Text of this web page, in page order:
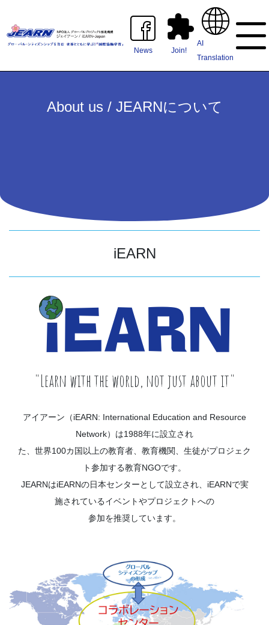
News Join!
AI
Translation
About us / JEARNについて
iEARN
"Learn with the world, not just about it"
アイアーン（iEARN: International Education and Resource
Network）は1988年に設立され
た、世界100カ国以上の教育者、教育機関、生徒がプロジェク
ト参加する教育NGOです。
JEARNはiEARNの日本センターとして設立され、iEARNで実
施されているイベントやプロジェクトへの
参加を推奨しています。